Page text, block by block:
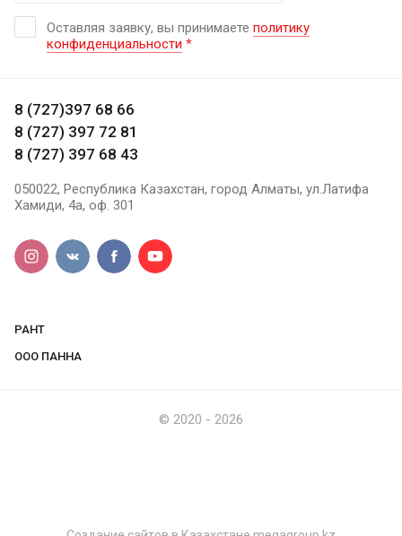
Оставляя заявку, вы принимаете политику
конфиденциальности *
8 (727)397 68 66
8 (727) 397 72 81
8 (727) 397 68 43
050022, Республика Казахстан, город Алматы, ул.Латифа
Хамиди, 4а, оф. 301
РАНТ
ООО ПАННА
© 2020 - 2026